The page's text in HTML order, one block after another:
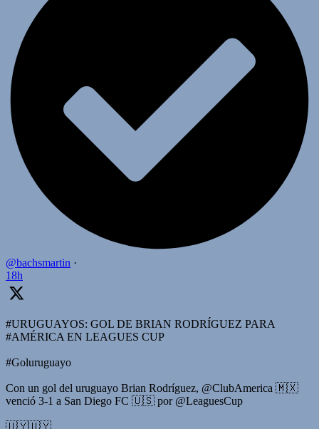
@bachsmartin ·
18h
#URUGUAYOS: GOL DE BRIAN RODRÍGUEZ PARA
#AMÉRICA EN LEAGUES CUP
#Goluruguayo
Con un gol del uruguayo Brian Rodríguez, @ClubAmerica 🇲🇽
venció 3-1 a San Diego FC 🇺🇸 por @LeaguesCup
🇺🇾🇺🇾